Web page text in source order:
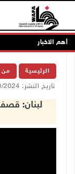
أهم الاخبار
الرئيسية من
تاريخ النشر: 15/10/2024 06:47 م
لبنان: